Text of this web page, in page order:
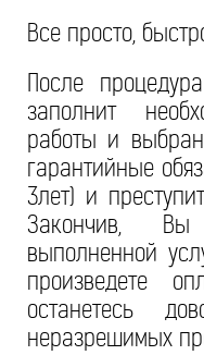
Все просто,
После
заполнит
работы и
гарантийные
3лет) и
Закончив, Вы
выполненной
произведете
останетесь
неразрешимых